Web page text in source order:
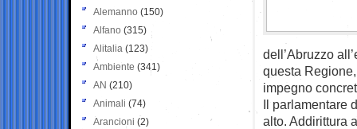
dell’Abruzzo
questa
impegno
Il parlamentare
alto. Addirittura
Alemanno (150)
Alfano (315)
Alitalia (123)
Ambiente (341)
AN (210)
Animali (74)
Arancioni (2)